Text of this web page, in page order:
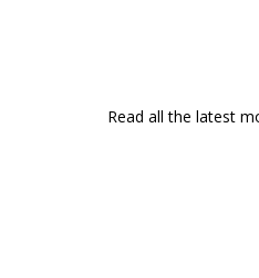
Read all the latest